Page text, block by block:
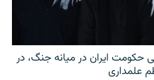
حکومت ایران در میانه جنگ، در
علمداری